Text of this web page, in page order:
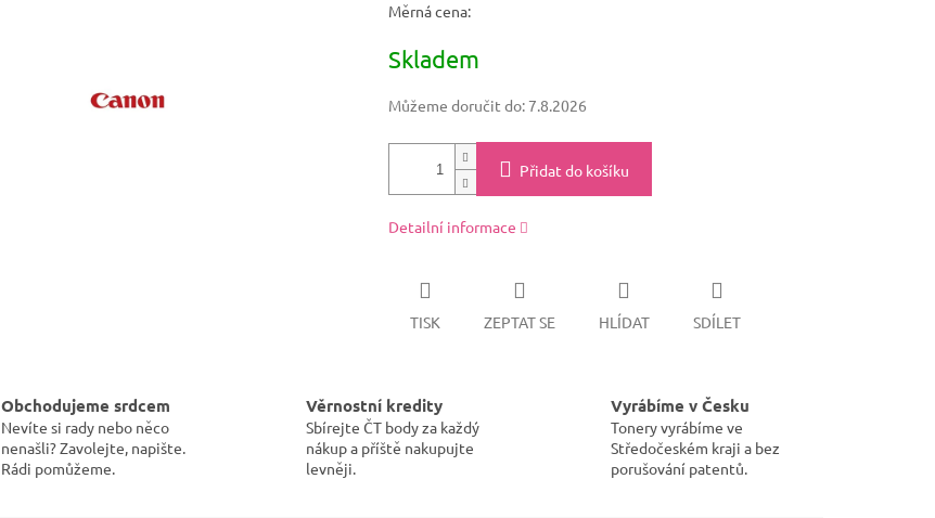
Měrná cena:
Skladem
Můžeme doručit do: 7.8.2026
Přidat do košíku
Detailní informace
TISK ZEPTAT SE HLÍDAT SDÍLET
Obchodujeme srdcem
Nevíte si rady nebo něco
nenašli? Zavolejte, napište.
Rádi pomůžeme.
Věrnostní kredity
Sbírejte ČT body za každý
nákup a příště nakupujte
levněji.
Vyrábíme v Česku
Tonery vyrábíme ve
Středočeském kraji a bez
porušování patentů.